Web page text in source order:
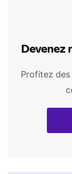
Devenez
Profitez